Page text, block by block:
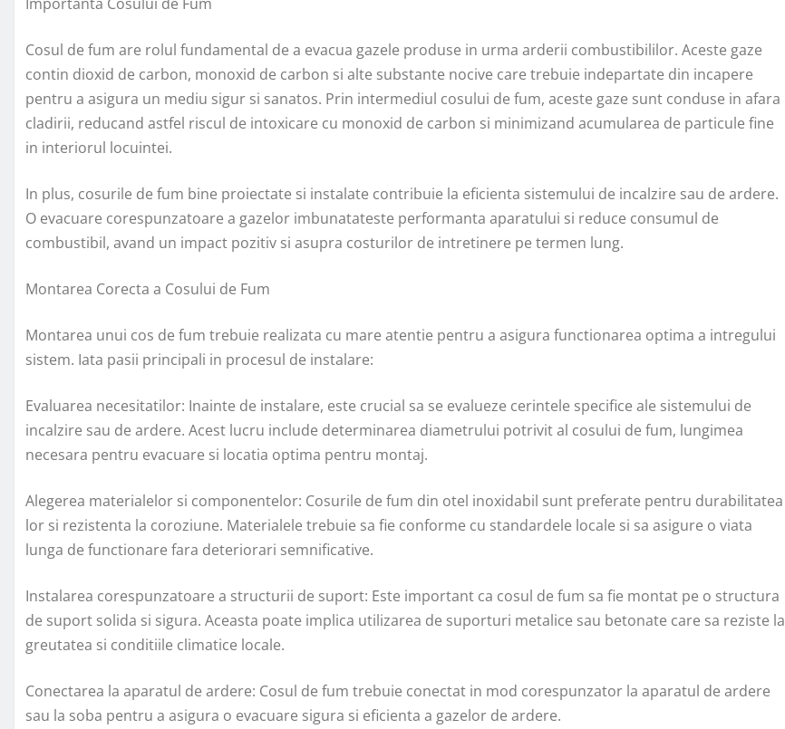
Cosul de fum are rolul fundamental de a evacua gazele produse in urma arderii combustibililor. Aceste gaze
contin dioxid de carbon, monoxid de carbon si alte substante nocive care trebuie indepartate din incapere
pentru a asigura un mediu sigur si sanatos. Prin intermediul cosului de fum, aceste gaze sunt conduse in afara
cladirii, reducand astfel riscul de intoxicare cu monoxid de carbon si minimizand acumularea de particule fine
in interiorul locuintei.
In plus, cosurile de fum bine proiectate si instalate contribuie la eficienta sistemului de incalzire sau de ardere.
O evacuare corespunzatoare a gazelor imbunatateste performanta aparatului si reduce consumul de
combustibil, avand un impact pozitiv si asupra costurilor de intretinere pe termen lung.
Montarea Corecta a Cosului de Fum
Montarea unui cos de fum trebuie realizata cu mare atentie pentru a asigura functionarea optima a intregului
sistem. Iata pasii principali in procesul de instalare:
Evaluarea necesitatilor: Inainte de instalare, este crucial sa se evalueze cerintele specifice ale sistemului de
incalzire sau de ardere. Acest lucru include determinarea diametrului potrivit al cosului de fum, lungimea
necesara pentru evacuare si locatia optima pentru montaj.
Alegerea materialelor si componentelor: Cosurile de fum din otel inoxidabil sunt preferate pentru durabilitatea
lor si rezistenta la coroziune. Materialele trebuie sa fie conforme cu standardele locale si sa asigure o viata
lunga de functionare fara deteriorari semnificative.
Instalarea corespunzatoare a structurii de suport: Este important ca cosul de fum sa fie montat pe o structura
de suport solida si sigura. Aceasta poate implica utilizarea de suporturi metalice sau betonate care sa reziste la
greutatea si conditiile climatice locale.
Conectarea la aparatul de ardere: Cosul de fum trebuie conectat in mod corespunzator la aparatul de ardere
sau la soba pentru a asigura o evacuare sigura si eficienta a gazelor de ardere.